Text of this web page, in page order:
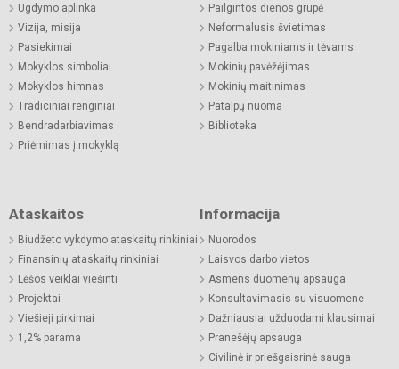
Ugdymo aplinka
Vizija, misija
Pasiekimai
Mokyklos simboliai
Mokyklos himnas
Tradiciniai renginiai
Bendradarbiavimas
Priėmimas į mokyklą
Pailgintos dienos grupė
Neformalusis švietimas
Pagalba mokiniams ir tėvams
Mokinių pavėžėjimas
Mokinių maitinimas
Patalpų nuoma
Biblioteka
Ataskaitos
Biudžeto vykdymo ataskaitų rinkiniai
Finansinių ataskaitų rinkiniai
Lėšos veiklai viešinti
Projektai
Viešieji pirkimai
1,2% parama
Informacija
Nuorodos
Laisvos darbo vietos
Asmens duomenų apsauga
Konsultavimasis su visuomene
Dažniausiai užduodami klausimai
Pranešėjų apsauga
Civilinė ir priešgaisrinė sauga